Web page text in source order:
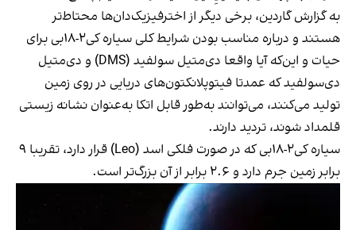
به گزارش گاردین، برخی دیگر از اخترفیزیک‌دان‌ها محتاط‌تر
هستند و درباره مناسب بودن شرایط کلی سیاره کی‌۲-۱۸بی برای
حیات و این‌که آیا واقعا دی‌متیل سولفید (DMS) و دی‌متیل
دی‌سولفید که عمدتا فیتوپلانکتون‌های دریایی در روی زمین
تولید می‌کنند، می‌توانند به‌طور قابل اتکا به‌عنوان نشانه زیستی
قلمداد شوند، تردید دارند.
سیاره کی‌۲-۱۸بی که در صورت فلکی اسد (Leo) قرار دارد، تقریبا ۹
برابر زمین جرم دارد و ۲.۶ برابر از آن بزرگ‌تر است.